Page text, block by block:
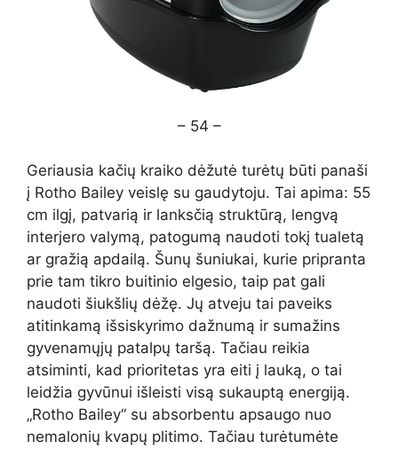
– 54 –
Geriausia kačių kraiko dėžutė turėtų būti panaši
į Rotho Bailey veislę su gaudytoju. Tai apima: 55
cm ilgį, patvarią ir lanksčią struktūrą, lengvą
interjero valymą, patogumą naudoti tokį tualetą
ar gražią apdailą. Šunų šuniukai, kurie pripranta
prie tam tikro buitinio elgesio, taip pat gali
naudoti šiukšlių dėžę. Jų atveju tai paveiks
atitinkamą išsiskyrimo dažnumą ir sumažins
gyvenamųjų patalpų taršą. Tačiau reikia
atsiminti, kad prioritetas yra eiti į lauką, o tai
leidžia gyvūnui išleisti visą sukauptą energiją.
„Rotho Bailey“ su absorbentu apsaugo nuo
nemalonių kvapų plitimo. Tačiau turėtumėte